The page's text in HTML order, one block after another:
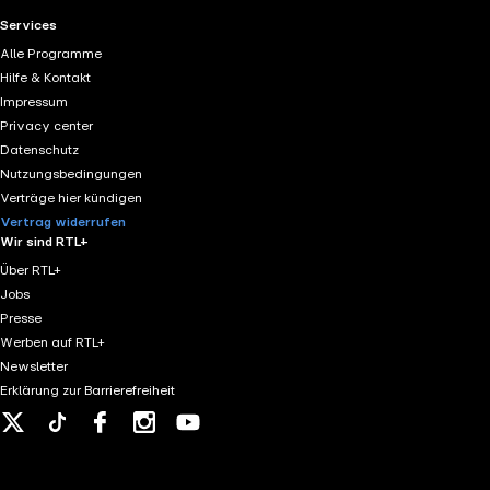
RTL+ useful links.
Services
Alle Programme
Hilfe & Kontakt
Impressum
Privacy center
Datenschutz
Nutzungsbedingungen
Verträge hier kündigen
Vertrag widerrufen
Wir sind RTL+
Über RTL+
Jobs
Presse
Werben auf RTL+
Newsletter
Erklärung zur Barrierefreiheit
Tiktok FacebookInstagram